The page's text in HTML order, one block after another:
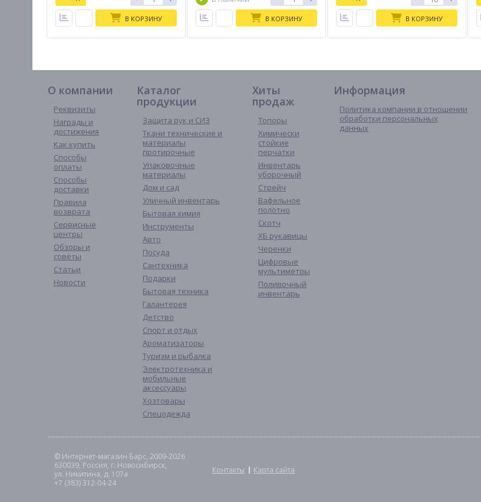
В КОРЗИНУ В КОРЗИНУ В КОРЗИНУ
О компании
Реквизиты
Награды и
достижения
Как купить
Способы
оплаты
Способы
доставки
Правила
возврата
Сервисные
центры
Обзоры и
советы
Статьи
Новости
Каталог
продукции
Защита рук и СИЗ
Ткани технические и
материалы
протирочные
Упаковочные
материалы
Дом и сад
Уличный инвентарь
Бытовая химия
Инструменты
Авто
Посуда
Сантехника
Подарки
Бытовая техника
Галантерея
Детство
Спорт и отдых
Ароматизаторы
Туризм и рыбалка
Электротехника и
мобильные
аксессуары
Хозтовары
Спецодежда
Хиты
продаж
Топоры
Химически
стойкие
перчатки
Инвентарь
уборочный
Стрейч
Вафельное
полотно
Скотч
ХБ рукавицы
Черенки
Цифровые
мультиметры
Поливочный
инвентарь
Информация
Политика компании в отношении
обработки персональных
данных
© Интернет-магазин Барс, 2009-2026
630039, Россия, г. Новосибирск,
ул. Никитина, д. 107а
+7 (383) 312-04-24
Контакты Карта сайта